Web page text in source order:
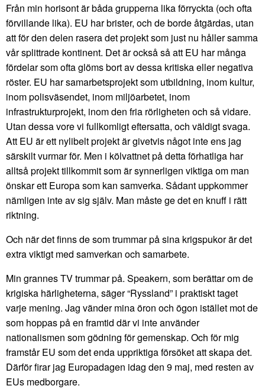
Från min horisont är båda grupperna lika förryckta (och ofta
förvillande lika). EU har brister, och de borde åtgärdas, utan
att för den delen rasera det projekt som just nu håller samma
vår splittrade kontinent. Det är också så att EU har många
fördelar som ofta glöms bort av dessa kritiska eller negativa
röster. EU har samarbetsprojekt som utbildning, inom kultur,
inom polisväsendet, inom miljöarbetet, inom
infrastrukturprojekt, inom den fria rörligheten och så vidare.
Utan dessa vore vi fullkomligt eftersatta, och väldigt svaga.
Att EU är ett nylibelt projekt är givetvis något inte ens jag
särskilt vurmar för. Men i kölvattnet på detta förhatliga har
alltså projekt tillkommit som är synnerligen viktiga om man
önskar ett Europa som kan samverka. Sådant uppkommer
nämligen inte av sig själv. Man måste ge det en knuff i rätt
riktning.
Och när det finns de som trummar på sina krigspukor är det
extra viktigt med samverkan och samarbete.
Min grannes TV trummar på. Speakern, som berättar om de
krigiska härligheterna, säger “Ryssland” i praktiskt taget
varje mening. Jag vänder mina öron och ögon istället mot de
som hoppas på en framtid där vi inte använder
nationalismen som gödning för gemenskap. Och för mig
framstår EU som det enda uppriktiga försöket att skapa det.
Därför firar jag Europadagen idag den 9 maj, med resten av
EUs medborgare.